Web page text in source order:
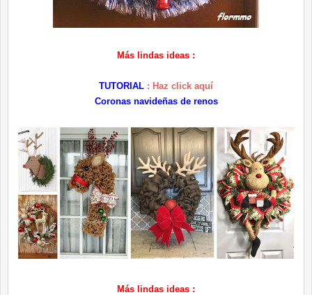
Más lindas ideas :
TUTORIAL : Haz click aquí
Coronas navideñas de renos
Más lindas ideas :